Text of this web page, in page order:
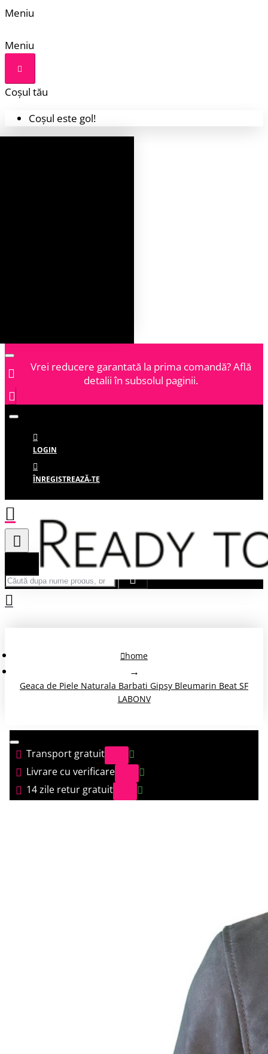
Meniu
Meniu
Coșul tău
Coșul este gol!
Vrei reducere garantată la prima comandă? Află
detalii în subsolul paginii.
LOGIN
ÎNREGISTREAZĂ-TE
Căută după nume produs, brand...
home
Geaca de Piele Naturala Barbati Gipsy Bleumarin Beat SF
LABONV
Transport gratuit
Livrare cu verificare
14 zile retur gratuit